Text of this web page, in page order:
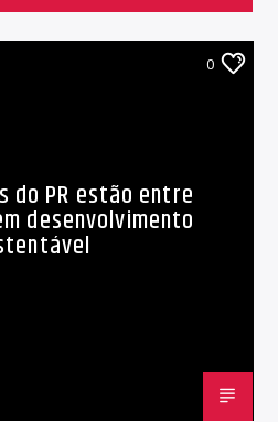
0
do PR estão entre
desenvolvimento